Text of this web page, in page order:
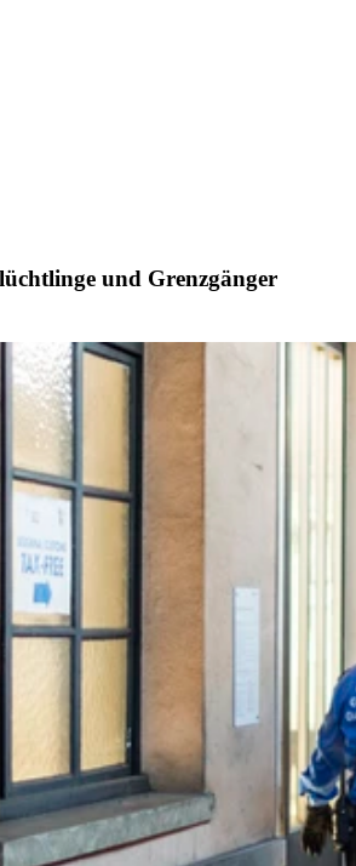
und Grenzgänger